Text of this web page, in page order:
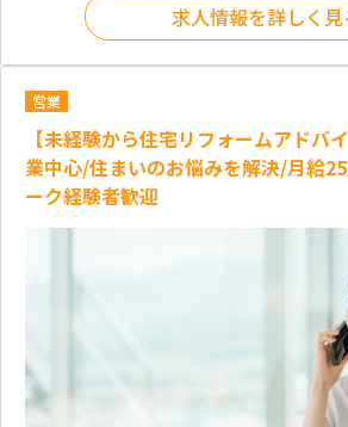
求人情報を詳しく見
営業
【未経験から住宅リフォームアドバ
業中心/住まいのお悩みを解決/月給
ーク経験者歓迎